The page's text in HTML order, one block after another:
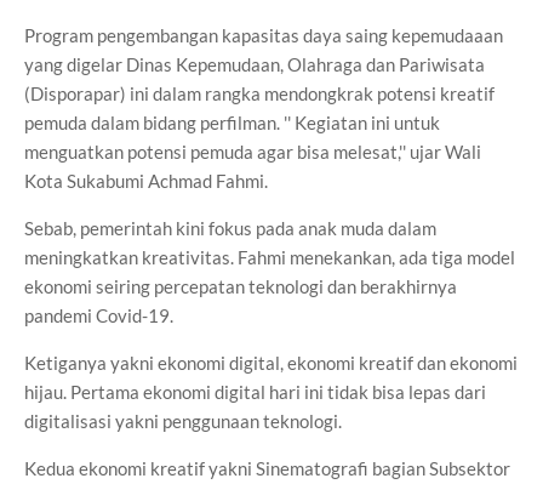
Program pengembangan kapasitas daya saing kepemudaaan
yang digelar Dinas Kepemudaan, Olahraga dan Pariwisata
(Disporapar) ini dalam rangka mendongkrak potensi kreatif
pemuda dalam bidang perfilman. '' Kegiatan ini untuk
menguatkan potensi pemuda agar bisa melesat,'' ujar Wali
Kota Sukabumi Achmad Fahmi.
Sebab, pemerintah kini fokus pada anak muda dalam
meningkatkan kreativitas. Fahmi menekankan, ada tiga model
ekonomi seiring percepatan teknologi dan berakhirnya
pandemi Covid-19.
Ketiganya yakni ekonomi digital, ekonomi kreatif dan ekonomi
hijau. Pertama ekonomi digital hari ini tidak bisa lepas dari
digitalisasi yakni penggunaan teknologi.
Kedua ekonomi kreatif yakni Sinematografi bagian Subsektor